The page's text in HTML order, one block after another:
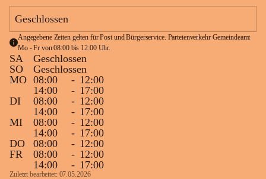
Geschlossen
Angegebene Zeiten gelten für Post und Bürgerservice. Parteienverkehr Gemeindeamt
Mo - Fr von 08:00 bis 12:00 Uhr.
SA
Geschlossen
SO
Geschlossen
MO 08:00 - 12:00
14:00
- 17:00
DI
08:00 - 12:00
14:00
- 17:00
MI
08:00 - 12:00
14:00
- 17:00
DO
08:00 - 12:00
FR
08:00 - 12:00
14:00
- 17:00
Zuletzt bearbeitet: 07.05.2026